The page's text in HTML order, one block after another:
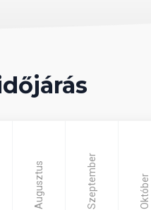
Augusztus Szeptember Október